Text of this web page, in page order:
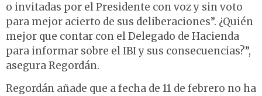
o invitadas por el Presidente con voz y sin voto
para mejor acierto de sus deliberaciones”. ¿Quién
mejor que contar con el Delegado de Hacienda
para informar sobre el IBI y sus consecuencias?”,
asegura Regordán.
Regordán añade que a fecha de 11 de febrero no ha